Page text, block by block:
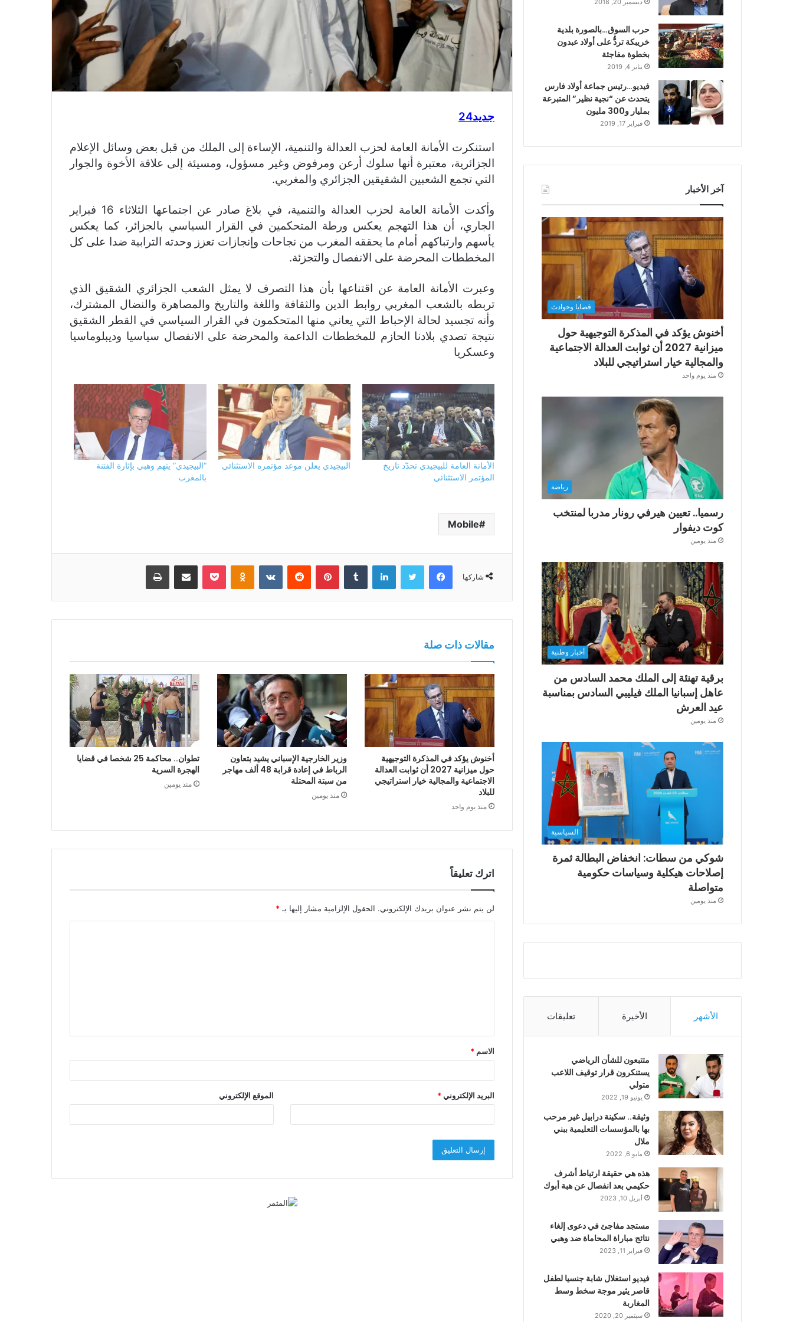
جديد24
استنكرت الأمانة العامة لحزب العدالة والتنمية، الإساءة إلى الملك من قبل بعض وسائل الإعلام
الجزائرية، معتبرة أنها سلوك أرعن ومرفوض وغير مسؤول، ومسيئة إلى علاقة الأخوة والجوار
التي تجمع الشعبين الشقيقين الجزائري والمغربي.
وأكدت الأمانة العامة لحزب العدالة والتنمية، في بلاغ صادر عن اجتماعها الثلاثاء 16 فبراير
الجاري، أن هذا التهجم يعكس ورطة المتحكمين في القرار السياسي بالجزائر، كما يعكس
يأسهم وارتباكهم أمام ما يحققه المغرب من نجاحات وإنجازات تعزز وحدته الترابية ضدا على كل
المخططات المحرضة على الانفصال والتجزئة.
وعبرت الأمانة العامة عن اقتناعها بأن هذا التصرف لا يمثل الشعب الجزائري الشقيق الذي
تربطه بالشعب المغربي روابط الدين والثقافة واللغة والتاريخ والمصاهرة والنضال المشترك،
وأنه تجسيد لحالة الإحباط التي يعاني منها المتحكمون في القرار السياسي في القطر الشقيق
نتيجة تصدي بلادنا الحازم للمخططات الداعمة والمحرضة على الانفصال سياسيا وديبلوماسيا
وعسكريا
الأمانة العامة للبيجيدي تحدّد تاريخ
المؤتمر الاستثنائي
البيجيدي يعلن موعد مؤتمره الاستثنائي
“البيجيدي” يتهم وهبي بإثارة الفتنة
بالمغرب
Mobile
شاركها
فيسبوك تويتر لينكدإن بينتيريست Odnoklassniki
بوكيت مشاركة عبر البريد طباعة
مقالات ذات صلة
أخنوش يؤكد في المذكرة التوجيهية
حول ميزانية 2027 أن ثوابت العدالة
الاجتماعية والمجالية خيار استراتيجي
للبلاد
منذ يوم واحد
وزير الخارجية الإسباني يشيد بتعاون
الرباط في إعادة قرابة 48 ألف مهاجر
من سبتة المحتلة
منذ يومين
تطوان.. محاكمة 25 شخصا في قضايا
الهجرة السرية
منذ يومين
اترك تعليقاً
لن يتم نشر عنوان بريدك الإلكتروني. الحقول الإلزامية مشار إليها بـ*
ق
*
الاسم *
البريد الإلكتروني* الموقع الإلكتروني
حرب السوق…بالصورة بلدية
خريبكة تردُّ على أولاد عبدون
بخطوة مفاجئة
يناير 4, 2019
فيديو…رئيس جماعة أولاد فارس
يتحدث عن “نجية نظير” المتبرعة
بمليار و300 مليون
فبراير 17, 2019
آخر الأخبار
قضايا وحوادث
أخنوش يؤكد في المذكرة التوجيهية حول
ميزانية 2027 أن ثوابت العدالة الاجتماعية
والمجالية خيار استراتيجي للبلاد
منذ يوم واحد
رياضة
رسميا.. تعيين هيرفي رونار مدربا لمنتخب
كوت ديفوار
منذ يومين
أخبار وطنية
برقية تهنئة إلى الملك محمد السادس من
عاهل إسبانيا الملك فيليبي السادس بمناسبة
عيد العرش
منذ يومين
السياسية
شوكي من سطات: انخفاض البطالة ثمرة
إصلاحات هيكلية وسياسات حكومية
متواصلة
منذ يومين
الأشهر الأخيرة تعليقات
متتبعون للشأن الرياضي
يستنكرون قرار توقيف اللاعب
متولي
يونيو 19, 2022
وثيقة.. سكينة درابيل غير مرحب
بها بالمؤسسات التعليمية ببني
ملال
مايو 6, 2022
هذه هي حقيقة ارتباط أشرف
حكيمي بعد انفصال عن هبة أبوك
أبريل 10, 2023
مستجد مفاجئ في دعوى إلغاء
نتائج مباراة المحاماة ضد وهبي
فبراير 11, 2023
فيديو استغلال شابة جنسيا لطفل
قاصر يثير موجة سخط وسط
المغاربة
سبتمبر 20, 2020